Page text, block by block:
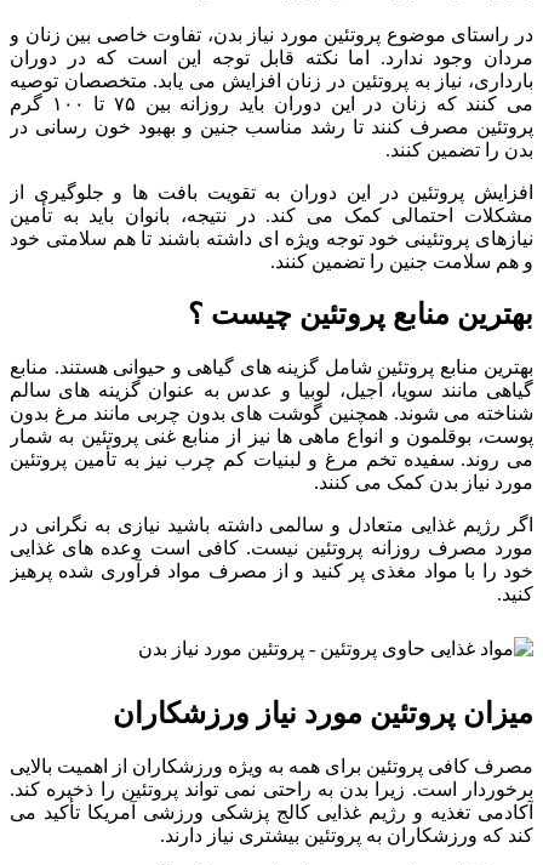
در راستای موضوع پروتئین مورد نیاز بدن، تفاوت خاصی بین زنان و
مردان وجود ندارد. اما نکته قابل توجه این است که در دوران
بارداری، نیاز به پروتئین در زنان افزایش می یابد. متخصصان توصیه
می کنند که زنان در این دوران باید روزانه بین ۷۵ تا ۱۰۰ گرم
پروتئین مصرف کنند تا رشد مناسب جنین و بهبود خون رسانی در
بدن را تضمین کنند.
افزایش پروتئین در این دوران به تقویت بافت ها و جلوگیری از
مشکلات احتمالی کمک می کند. در نتیجه، بانوان باید به تأمین
نیازهای پروتئینی خود توجه ویژه ای داشته باشند تا هم سلامتی خود
و هم سلامت جنین را تضمین کنند.
بهترین منابع پروتئین چیست ؟
بهترین منابع پروتئین شامل گزینه های گیاهی و حیوانی هستند. منابع
گیاهی مانند سویا، آجیل، لوبیا و عدس به عنوان گزینه های سالم
شناخته می شوند. همچنین گوشت های بدون چربی مانند مرغ بدون
پوست، بوقلمون و انواع ماهی ها نیز از منابع غنی پروتئین به شمار
می روند. سفیده تخم مرغ و لبنیات کم چرب نیز به تأمین پروتئین
مورد نیاز بدن کمک می کنند.
اگر رژیم غذایی متعادل و سالمی داشته باشید نیازی به نگرانی در
مورد مصرف روزانه پروتئین نیست. کافی است وعده های غذایی
خود را با مواد مغذی پر کنید و از مصرف مواد فرآوری شده پرهیز
کنید.
میزان پروتئین مورد نیاز ورزشکاران
مصرف کافی پروتئین برای همه به ویژه ورزشکاران از اهمیت بالایی
برخوردار است. زیرا بدن به راحتی نمی تواند پروتئین را ذخیره کند.
آکادمی تغذیه و رژیم غذایی کالج پزشکی ورزشی آمریکا تأکید می
کند که ورزشکاران به پروتئین بیشتری نیاز دارند.